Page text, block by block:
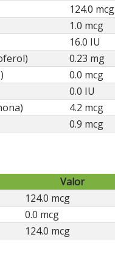
124.0 mcg
1.0 mcg
16.0 IU
0.23 mg
0.0 mcg
0.0 IU
4.2 mcg
0.9 mcg
Valor
124.0 mcg
0.0 mcg
124.0 mcg